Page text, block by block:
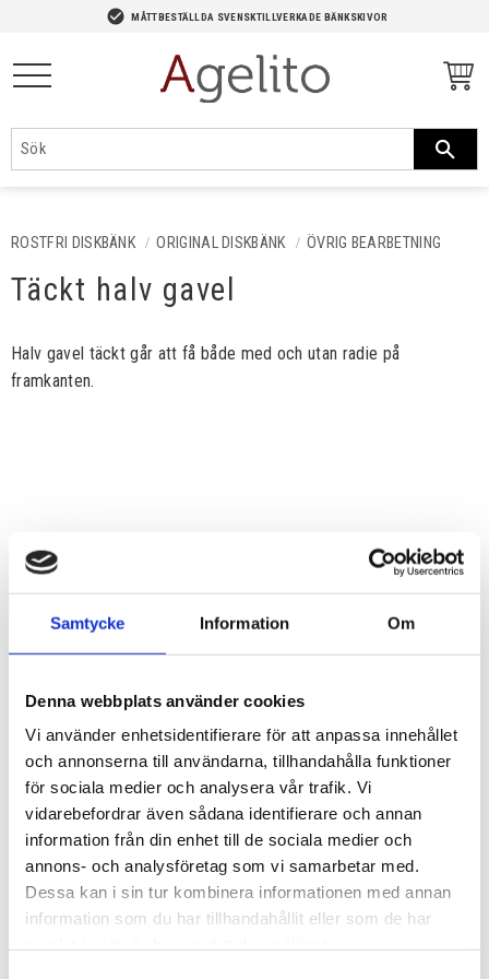
Samtycke Information Om
Denna webbplats använder cookies
Vi använder enhetsidentifierare för att anpassa innehållet
och annonserna till användarna, tillhandahålla funktioner
för sociala medier och analysera vår trafik. Vi
vidarebefordrar även sådana identifierare och annan
information från din enhet till de sociala medier och
annons- och analysföretag som vi samarbetar med.
Dessa kan i sin tur kombinera informationen med annan
information som du har tillhandahållit eller som de har
check_circle MÅTTBESTÄLLDA SVENSKTILLVERKADE BÄNKSKIVOR
ROSTFRI DISKBÄNK ORIGINAL DISKBÄNK ÖVRIG BEARBETNING
Täckt halv gavel
Halv gavel täckt går att få både med och utan radie på
framkanten.
2 595,00KR